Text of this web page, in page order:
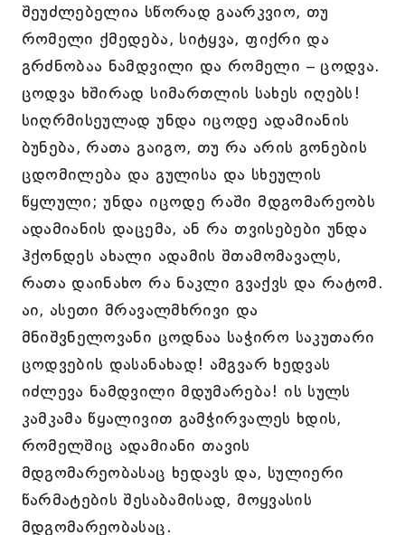
შეუძლებელია სწორად გაარკვიო, თუ
რომელი ქმედება, სიტყვა, ფიქრი და
გრძნობაა ნამდვილი და რომელი – ცოდვა.
ცოდვა ხშირად სიმართლის სახეს იღებს!
სიღრმისეულად უნდა იცოდე ადამიანის
ბუნება, რათა გაიგო, თუ რა არის გონების
ცდომილება და გულისა და სხეულის
წყლული; უნდა იცოდე რაში მდგომარეობს
ადამიანის დაცემა, ან რა თვისებები უნდა
ჰქონდეს ახალი ადამის შთამომავალს,
რათა დაინახო რა ნაკლი გვაქვს და რატომ.
აი, ასეთი მრავალმხრივი და
მნიშვნელოვანი ცოდნაა საჭირო საკუთარი
ცოდვების დასანახად! ამგვარ ხედვას
იძლევა ნამდვილი მდუმარება! ის სულს
კამკამა წყალივით გამჭირვალეს ხდის,
რომელშიც ადამიანი თავის
მდგომარეობასაც ხედავს და, სულიერი
წარმატების შესაბამისად, მოყვასის
მდგომარეობასაც.